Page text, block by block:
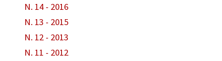
N. 14 - 2016
N. 13 - 2015
N. 12 - 2013
N. 11 - 2012